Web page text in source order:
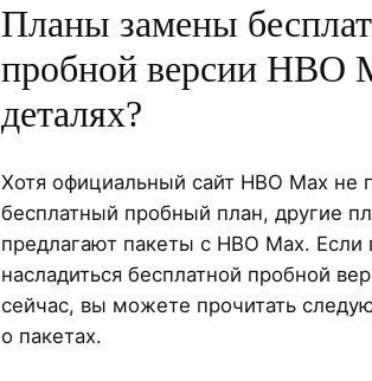
Планы замены
пробной версии HBO
деталях?
Хотя официальный сайт HBO Max не
бесплатный пробный план, другие
предлагают пакеты с HBO Max. Если
насладиться бесплатной пробной
сейчас, вы можете прочитать
о пакетах.